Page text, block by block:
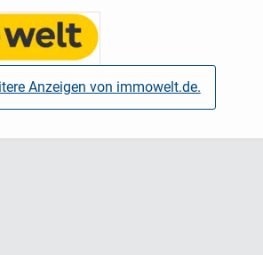
Anzeigen von immowelt.de.